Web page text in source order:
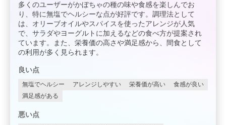
多くのユーザーがかぼちゃの種の味や食感を楽しんでお
り、特に無塩でヘルシーな点が好評です。調理法として
は、オリーブオイルやスパイスを使ったアレンジが人気
で、サラダやヨーグルトに加えるなどの食べ方が提案され
ています。また、栄養価の高さや満足感から、間食として
の利用が多く見られます。
良い点
無塩でヘルシー アレンジしやすい 栄養価が高い
食感が良い
満足感がある
悪い点